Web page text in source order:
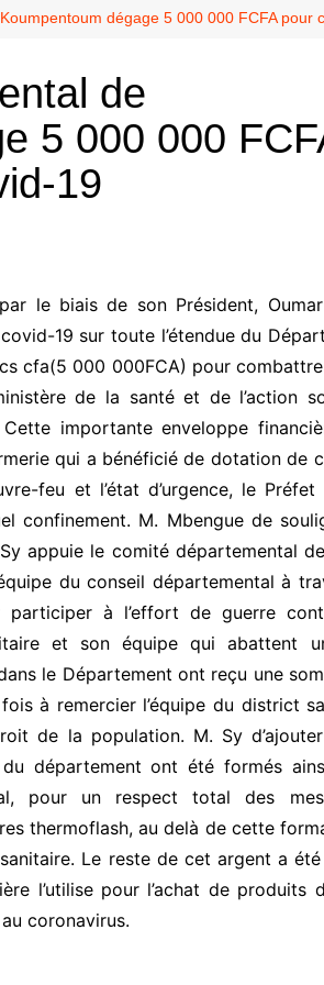
dégage 5 000 000 FCFA pour
de
5 000 000
19
le biais de son Président,
19 sur toute l’étendue du
cfa(5 000 000FCA) pour
de la santé et de l’action
importante enveloppe
qui a bénéficié de dotation de
feu et l’état d’urgence, le Préfet
confinement. M. Mbengue de
appuie le comité départemental
du conseil départemental à
participer à l’effort de guerre
et son équipe qui abattent
le Département ont reçu une
à remercier l’équipe du district
de la population. M. Sy
département ont été formés
pour un respect total des
thermoflash, au delà de cette
Le reste de cet argent a
l’utilise pour l’achat de produits
coronavirus.